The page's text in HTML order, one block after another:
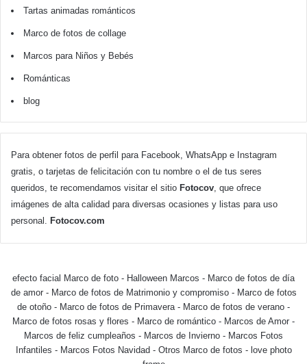
Tartas animadas románticos
Marco de fotos de collage
Marcos para Niños y Bebés
Románticas
blog
Para obtener fotos de perfil para Facebook, WhatsApp e Instagram
gratis, o tarjetas de felicitación con tu nombre o el de tus seres
queridos, te recomendamos visitar el sitio Fotocov, que ofrece
imágenes de alta calidad para diversas ocasiones y listas para uso
personal. Fotocov.com
efecto facial Marco de foto - Halloween Marcos - Marco de fotos de día
de amor- Marco de fotos de Matrimonio y compromiso- Marco de fotos
de otoño - Marco de fotos de Primavera- Marco de fotos de verano -
Marco de fotos rosas y flores - Marco de romántico - Marcos de Amor -
Marcos de feliz cumpleaños - Marcos de Invierno - Marcos Fotos
Infantiles - Marcos Fotos Navidad - Otros Marco de fotos - love photo